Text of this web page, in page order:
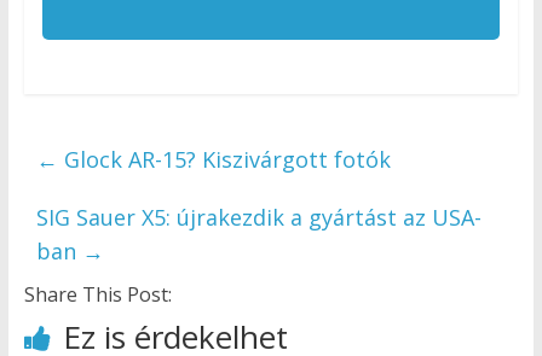
← Glock AR-15? Kiszivárgott fotók
SIG Sauer X5: újrakezdik a gyártást az USA-
ban →
Share This Post:
Ez is érdekelhet